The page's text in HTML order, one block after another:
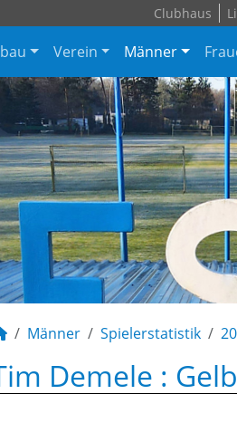
Clubhaus
Verein Männer
Männer Spielerstatistik
Demele :